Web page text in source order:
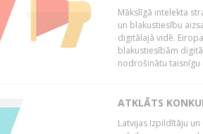
Mākslīgā intelekta
un blakustiesību
digitālajā vidē.
blakustiesībām
nodrošinātu taisnīgu
ATKLĀTS
Latvijas Izpildītāju